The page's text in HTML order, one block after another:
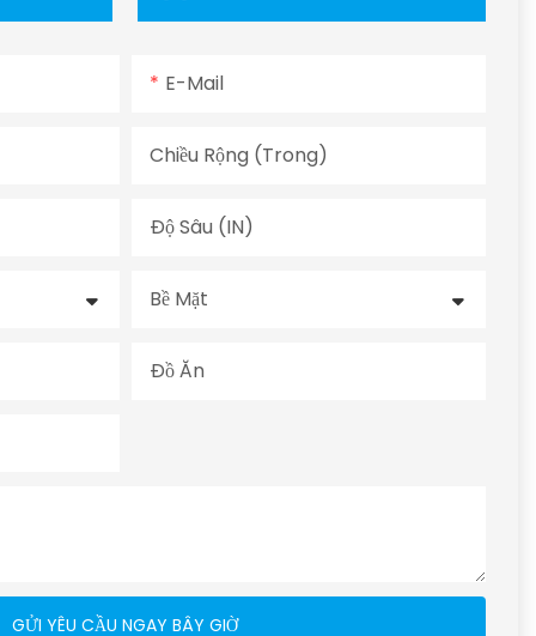
E-Mail
Chiều Rộng (trong)
Độ Sâu (IN)
Bề Mặt
Đồ Ăn
GỬI YÊU CẦU NGAY BÂY GIỜ